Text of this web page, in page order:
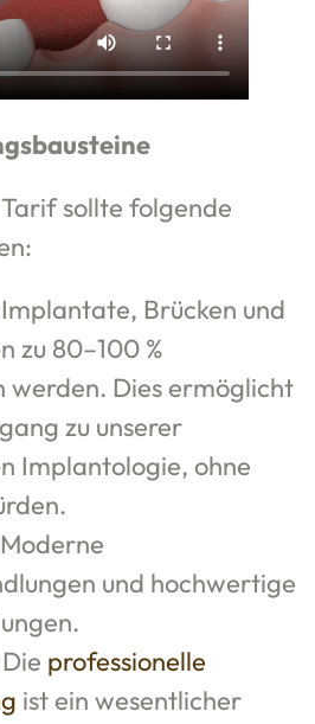
sollte folgende
Implantate, Brücken und
zu 80–100 %
werden. Dies ermöglicht
zu unserer
Implantologie, ohne
Moderne
und hochwertige
Die professionelle
ist ein wesentlicher